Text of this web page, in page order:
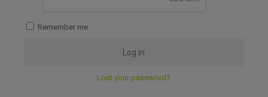
Remember me
Log in
Lost your password?